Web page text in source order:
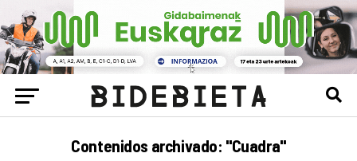
Contenidos archivado: "Cuadra"